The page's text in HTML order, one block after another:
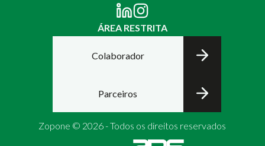
ÁREA RESTRITA
Colaborador
Parceiros
Zopone © 2026 - Todos os direitos reservados